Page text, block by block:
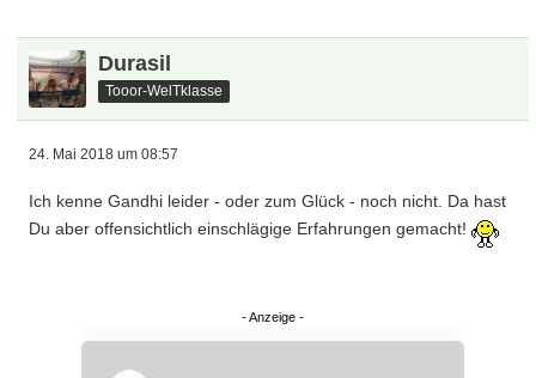
Durasil
Tooor-WelTklasse
24. Mai 2018 um 08:57
Ich kenne Gandhi leider - oder zum Glück - noch nicht. Da hast
Du aber offensichtlich einschlägige Erfahrungen gemacht!